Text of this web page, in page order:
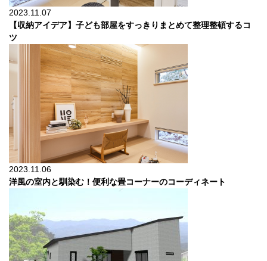
2023.11.07
【収納アイデア】子ども部屋をすっきりまとめて整理整頓するコ
ツ
2023.11.06
洋風の室内と馴染む！便利な畳コーナーのコーディネート